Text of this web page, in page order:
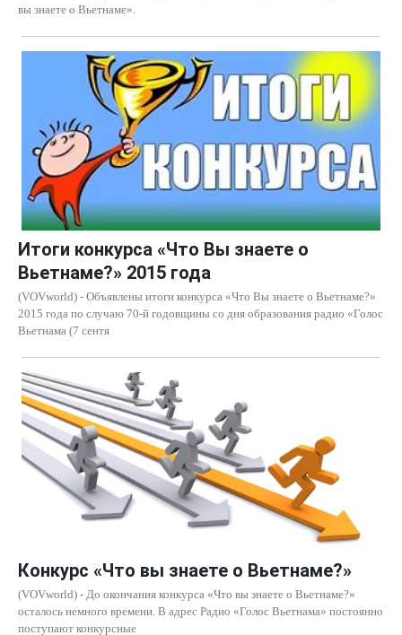
вы знаете о Вьетнаме».
Итоги конкурса «Что Вы знаете о
Вьетнаме?» 2015 года
(VOVworld) - Объявлены итоги конкурса «Что Вы знаете о Вьетнаме?»
2015 года по случаю 70-й годовщины со дня образования радио «Голос
Вьетнама (7 сентя
Конкурс «Что вы знаете о Вьетнаме?»
(VOVworld) - До окончания конкурса «Что вы знаете о Вьетнаме?»
осталось немного времени. В адрес Радио «Голос Вьетнама» постоянно
поступают конкурсные